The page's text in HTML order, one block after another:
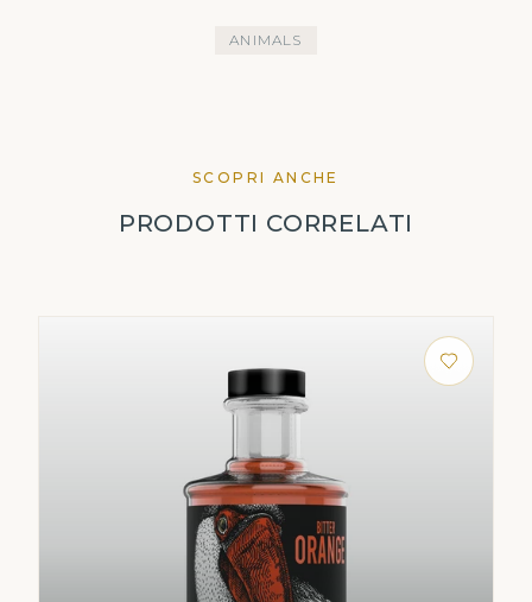
ANIMALS
SCOPRI ANCHE
PRODOTTI CORRELATI